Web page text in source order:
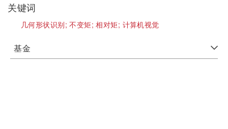
关键词
几何形状识别;不变矩;相对矩; 计算机视觉
基金